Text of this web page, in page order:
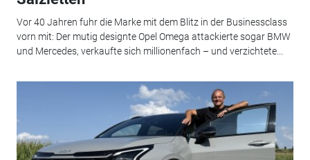
Vor 40 Jahren fuhr die Marke mit dem Blitz in der Businessclass
vorn mit: Der mutig designte Opel Omega attackierte sogar BMW
und Mercedes, verkaufte sich millionenfach – und verzichtete...